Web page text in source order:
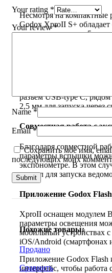
Несмотря на компактные
Godox XproII S+
мультиселектором, 5
кнопками, которые
настройки. На панели
«Тест/Спуск затвора»
Обновление прошивки
разъем USB-type С, рядом
2,5 мм для запуска через
Совместная работа с
Благодаря совместной
параметры вспышки
экспонометре. В этом
сигнал для запуска
Приложение Godox Flash
XproII оснащен модулем
параметры освещения
мобильный устройствах
iOS/Android (смартфонах
Приложение Godox Flash
интерфейс, чтобы
Your rating *
Your review*
Name*
Email*
Сохранить моё имя,
последующих моих
Похожие товары:
Продано
Сравнить